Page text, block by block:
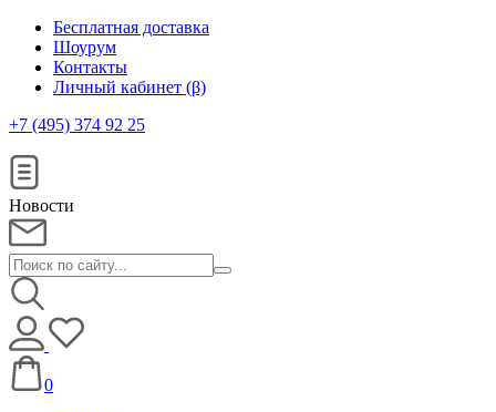
Бесплатная доставка
Шоурум
Контакты
Личный кабинет (β)
+7 (495) 374 92 25
Новости
0